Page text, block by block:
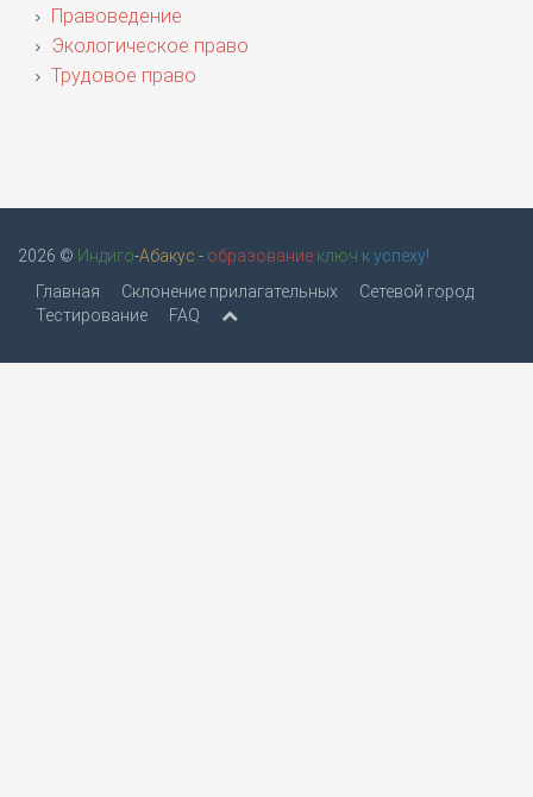
Правоведение
Экологическое право
Трудовое право
2026 © Индиго-Абакус - образование ключ к успеху!
Главная
Склонение прилагательных
Сетевой город
Тестирование
FAQ